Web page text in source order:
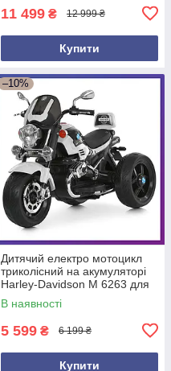
11 499 ₴ 12 999 ₴
Купити
–10%
Дитячий електро мотоцикл
триколісний на акумуляторі
Harley-Davidson M 6263 для
дітей 3-8 років Білий
В наявності
5 599 ₴ 6 199 ₴
Купити